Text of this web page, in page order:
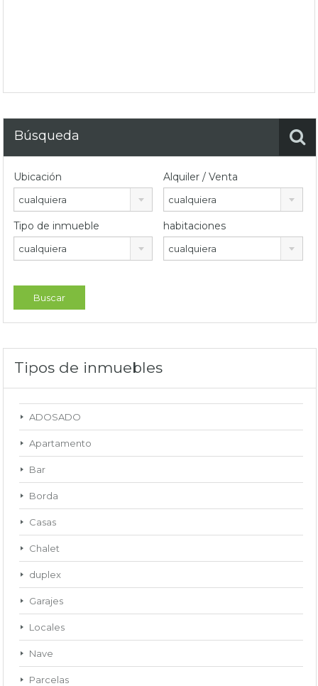
Búsqueda
Ubicación
cualquiera
Alquiler / Venta
cualquiera
Tipo de inmueble
cualquiera
habitaciones
cualquiera
Tipos de inmuebles
ADOSADO
Apartamento
Bar
Borda
Casas
Chalet
duplex
Garajes
Locales
Nave
Parcelas